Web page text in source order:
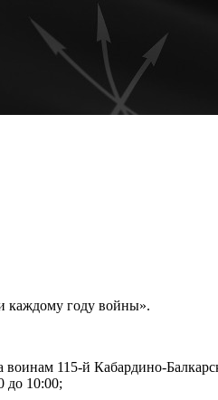
каждому году войны».
115-й Кабардино-
до 10:00;